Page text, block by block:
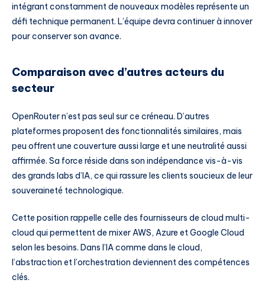
intégrant constamment de nouveaux modèles représente un
défi technique permanent. L’équipe devra continuer à innover
pour conserver son avance.
Comparaison avec d’autres acteurs du
secteur
OpenRouter n’est pas seul sur ce créneau. D’autres
plateformes proposent des fonctionnalités similaires, mais
peu offrent une couverture aussi large et une neutralité aussi
affirmée. Sa force réside dans son indépendance vis-à-vis
des grands labs d’IA, ce qui rassure les clients soucieux de leur
souveraineté technologique.
Cette position rappelle celle des fournisseurs de cloud multi-
cloud qui permettent de mixer AWS, Azure et Google Cloud
selon les besoins. Dans l’IA comme dans le cloud,
l’abstraction et l’orchestration deviennent des compétences
clés.